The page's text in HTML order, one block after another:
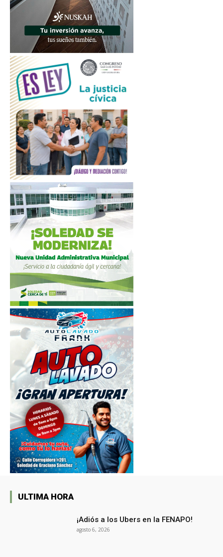
ULTIMA HORA
¡Adiós a los Ubers en la FENAPO!
agosto 6, 2026